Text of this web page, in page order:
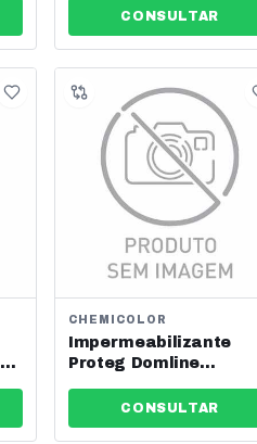
CONSULTAR
CHEMICOLOR
Impermeabilizante
Proteg Domline
Ref: 0210020
CONSULTAR